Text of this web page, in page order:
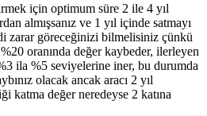
için optimum süre 2 ile 4 yıl
almışsanız ve 1 yıl içinde satmayı
zarar göreceğinizi bilmelisiniz çünkü
oranında değer kaybeder, ilerleyen
ila %5 seviyelerine iner, bu durumda
olacak ancak aracı 2 yıl
katma değer neredeyse 2 katına